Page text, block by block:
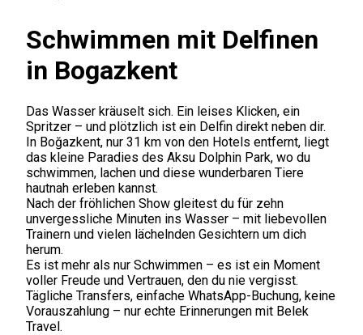
Schwimmen mit Delfinen
in Bogazkent
Das Wasser kräuselt sich. Ein leises Klicken, ein
Spritzer – und plötzlich ist ein Delfin direkt neben dir.
In Boğazkent, nur 31 km von den Hotels entfernt, liegt
das kleine Paradies des Aksu Dolphin Park, wo du
schwimmen, lachen und diese wunderbaren Tiere
hautnah erleben kannst.
Nach der fröhlichen Show gleitest du für zehn
unvergessliche Minuten ins Wasser – mit liebevollen
Trainern und vielen lächelnden Gesichtern um dich
herum.
Es ist mehr als nur Schwimmen – es ist ein Moment
voller Freude und Vertrauen, den du nie vergisst.
Tägliche Transfers, einfache WhatsApp-Buchung, keine
Vorauszahlung – nur echte Erinnerungen mit Belek
Travel.